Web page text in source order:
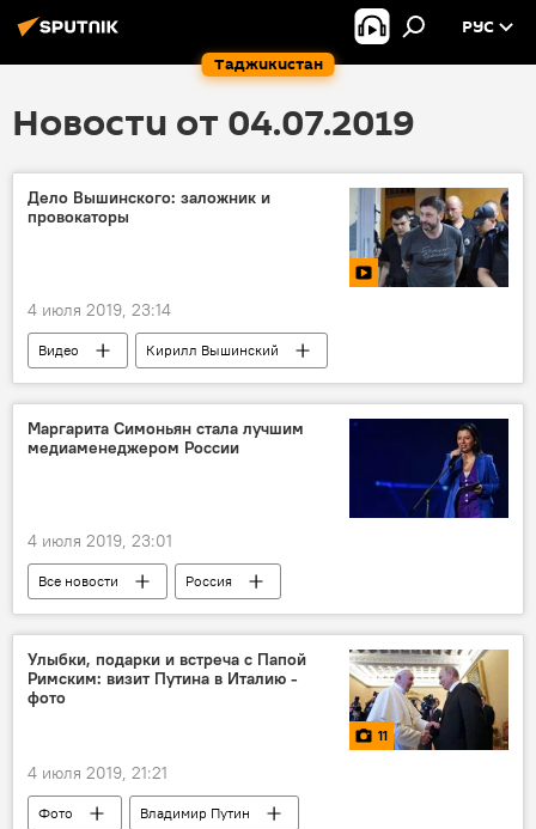
Таджикистан
РУС
Новости от 04.07.2019
Дело Вышинского: заложник и
провокаторы
4 июля 2019, 23:14
Видео
Кирилл Вышинский
Украина
Маргарита Симоньян стала лучшим
медиаменеджером России
4 июля 2019, 23:01
Все новости
Россия
Маргарита Симоньян
Улыбки, подарки и встреча с Папой
Римским: визит Путина в Италию -
фото
11
4 июля 2019, 21:21
Фото
Владимир Путин